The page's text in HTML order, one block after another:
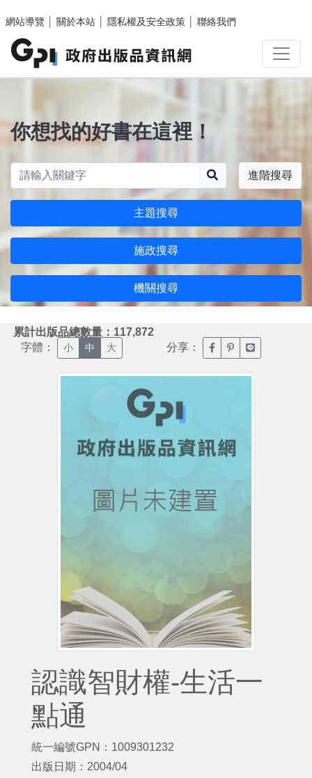
網站導覽
關於本站 隱私權及安全政策 聯絡我們
你想找的好書在這裡！
進階搜尋
主題搜尋
施政搜尋
機關搜尋
累計出版品總數量：117,872
字體： 小 中 大 分享： 臉書分享(另開新視窗)
噗浪分享(另開新
Line分享(另
認識智財權-生活一
點通
統一編號GPN：1009301232
出版日期：2004/04